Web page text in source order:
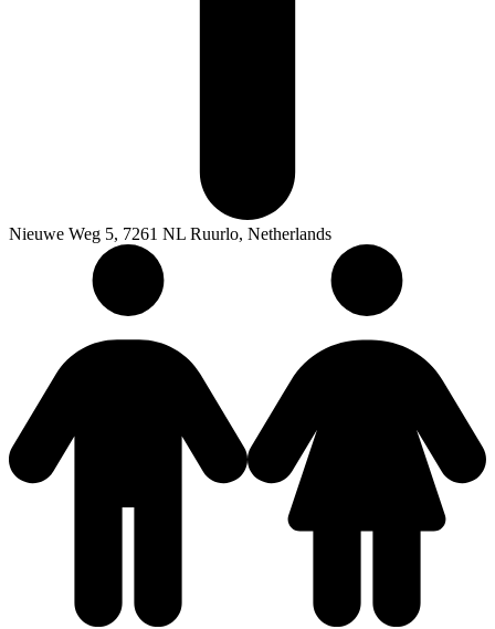
Nieuwe Weg 5, 7261 NL Ruurlo, Netherlands